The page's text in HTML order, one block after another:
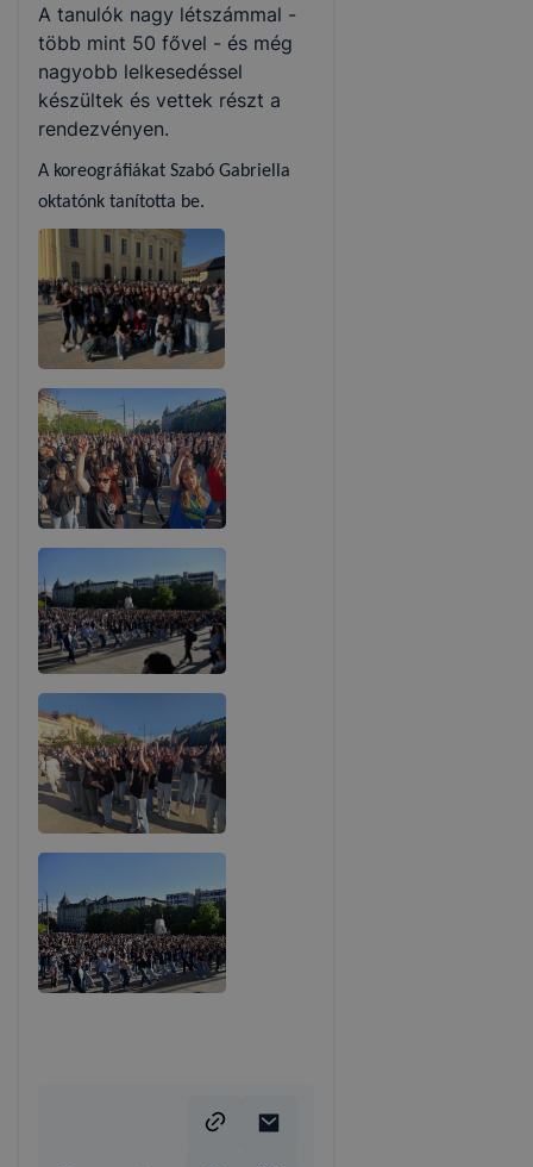
A tanulók nagy létszámmal -
több mint 50 fővel - és még
nagyobb lelkesedéssel
készültek és vettek részt a
rendezvényen.
A koreográfiákat Szabó Gabriella
oktatónk tanította be.